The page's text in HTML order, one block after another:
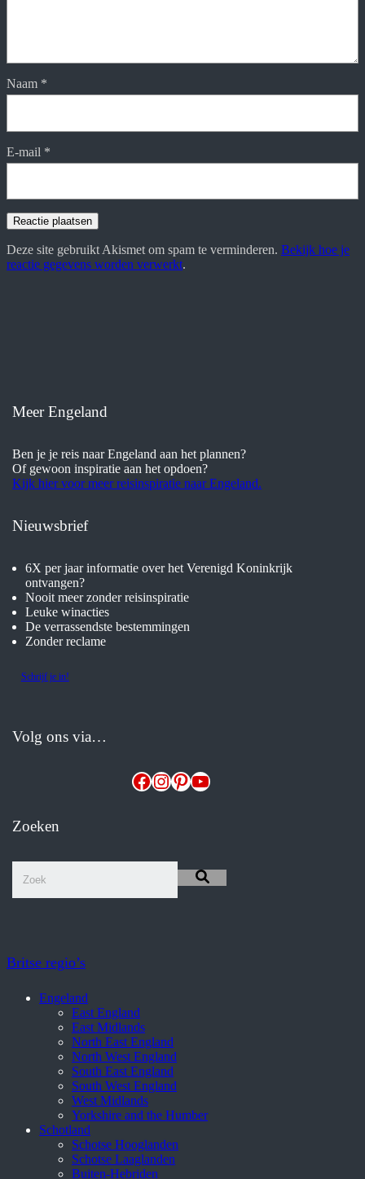
Naam *
E-mail *
Deze site gebruikt Akismet om spam te verminderen. Bekijk hoe je
reactie gegevens worden verwerkt.
Meer Engeland
Ben je je reis naar Engeland aan het plannen?
Of gewoon inspiratie aan het opdoen?
Kijk hier voor meer reisinspiratie naar Engeland.
Nieuwsbrief
6X per jaar informatie over het Verenigd Koninkrijk
ontvangen?
Nooit meer zonder reisinspiratie
Leuke winacties
De verrassendste bestemmingen
Zonder reclame
Schrijf je in!
Volg ons via…
Facebook
Instagram
Pinterest
YouTube
Zoeken
Britse regio’s
Engeland
East England
East Midlands
North East England
North West England
South East England
South West England
West Midlands
Yorkshire and the Humber
Schotland
Schotse Hooglanden
Schotse Laaglanden
Buiten-Hebriden